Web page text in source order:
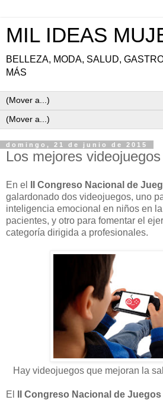
MIL IDEAS
BELLEZA, MODA, SALUD,
MÁS
domingo, 21 de junio de 2015
Los mejores
En el II Congreso Nacional de
galardonado dos videojuegos, uno
inteligencia emocional en niños en
pacientes, y otro para fomentar el
categoría dirigida a profesionales.
Hay videojuegos que mejoran la
El II Congreso Nacional de Juegos